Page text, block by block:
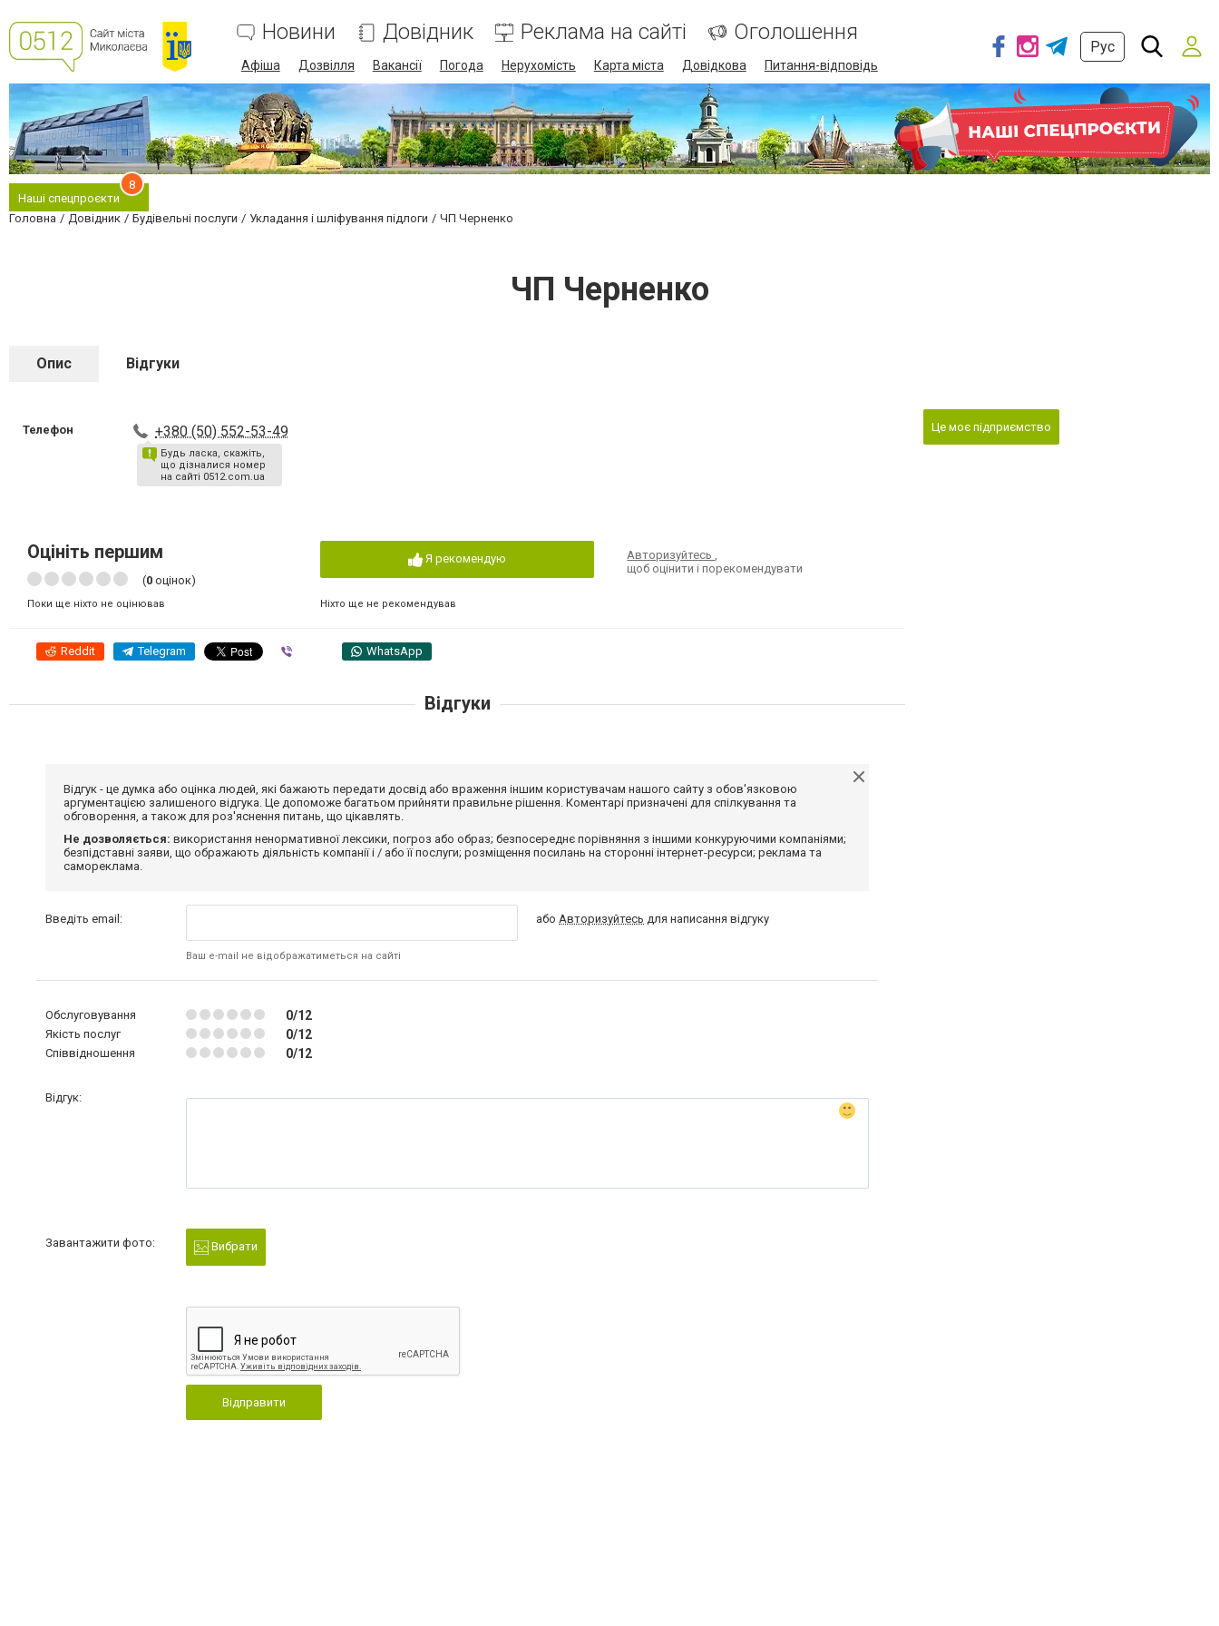
Новини Довідник Реклама на сайті Оголошення
Афіша Дозвілля Вакансії Погода Нерухомість Карта міста Довідкова Питання-відповідь
Рус
Наші спецпроєкти
8
Головна Довідник Будівельні послуги Укладання і шліфування підлоги ЧП Черненко
ЧП Черненко
Опис Відгуки
Телефон +380 (50) 552-53-49
Будь ласка, скажіть,
що дізналися номер
на сайті 0512.com.ua
Оцініть першим
(0 оцінок)
Поки ще ніхто не оцінював
Я рекомендую
Ніхто ще не рекомендував
Авторизуйтесь,
щоб оцінити і порекомендувати
Reddit Telegram WhatsApp
Це моє підприємство
Відгуки
Відгук - це думка або оцінка людей, які бажають передати досвід або враження іншим користувачам нашого сайту з обов'язковою
аргументацією залишеного відгука. Це допоможе багатьом прийняти правильне рішення. Коментарі призначені для спілкування та
обговорення, а також для роз'яснення питань, що цікавлять.
Не дозволяється: використання ненормативної лексики, погроз або образ; безпосереднє порівняння з іншими конкуруючими компаніями;
безпідставні заяви, що ображають діяльність компанії і / або її послуги; розміщення посилань на сторонні інтернет-ресурси; реклама та
самореклама.
Введіть email:
Ваш e-mail не відображатиметься на сайті
абоАвторизуйтесь для написання відгуку
Обслуговування 0/12
Якість послуг 0/12
Співвідношення 0/12
Відгук:
Завантажити фото: Вибрати
Відправити